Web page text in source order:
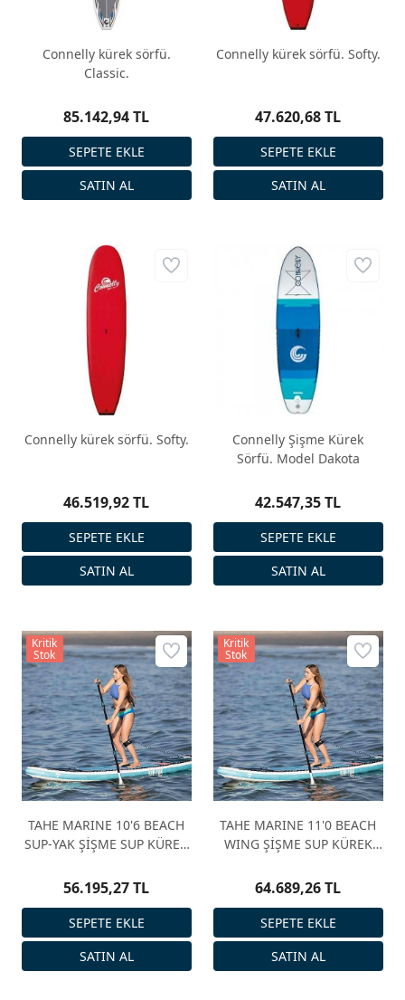
Connelly kürek sörfü.
Classic.
85.142,94 TL
Connelly kürek sörfü. Softy.
47.620,68 TL
Connelly kürek sörfü. Softy.
46.519,92 TL
Connelly Şişme Kürek
Sörfü. Model Dakota
42.547,35 TL
TAHE MARINE 10'6 BEACH
SUP-YAK ŞİŞME SUP KÜREK
56.195,27 TL
Kritik
Stok
TAHE MARINE 11'0 BEACH
WING ŞİŞME SUP KÜREK
64.689,26 TL
Kritik
Stok